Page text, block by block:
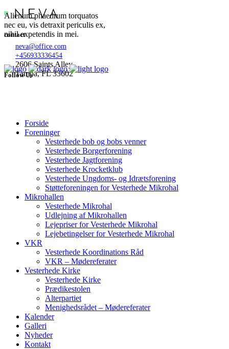
Alienum phaedrum torquatos
nec eu, vis detraxit periculis ex,
nihil expetendis in mei.
contact
neva@office.com
+456933336454
2606 Saints Alley
Tampa, FL 33602
Follow Us
Forside
Foreninger
Vesterhede bob og bobs venner
Vesterhede Borgerforening
Vesterhede Jagtforening
Vesterhede Krocketklub
Vesterhede Ungdoms- og Idrætsforening
Støtteforeningen for Vesterhede Mikrohal
Mikrohallen
Vesterhede Mikrohal
Udlejning af Mikrohallen
Lejepriser for Vesterhede Mikrohal
Lejebetingelser for Vesterhede Mikrohal
VKR
Vesterhede Koordinations Råd
VKR – Mødereferater
Vesterhede Kirke
Vesterhede Kirke
Prædikestolen
Alterpartiet
Menighedsrådet – Mødereferater
Kalender
Galleri
Nyheder
Kontakt